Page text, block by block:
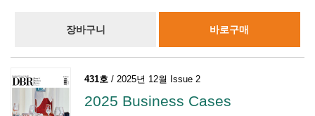
장바구니 바로구매
431호 / 2025년 12월 Issue 2
2025 Business Cases